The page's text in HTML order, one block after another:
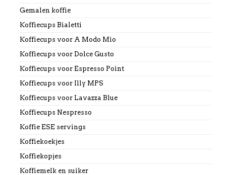
Gemalen koffie
Koffiecups Bialetti
Koffiecups voor A Modo Mio
Koffiecups voor Dolce Gusto
Koffiecups voor Espresso Point
Koffiecups voor Illy MPS
Koffiecups voor Lavazza Blue
Koffiecups Nespresso
Koffie ESE servings
Koffiekoekjes
Koffiekopjes
Koffiemelk en suiker